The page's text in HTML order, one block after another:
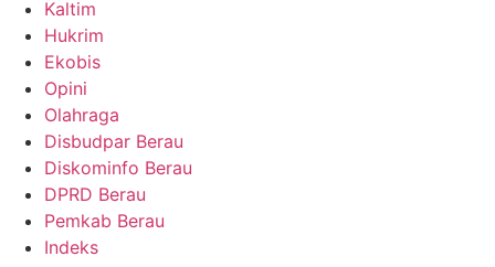
Kaltim
Hukrim
Ekobis
Opini
Olahraga
Disbudpar Berau
Diskominfo Berau
DPRD Berau
Pemkab Berau
Indeks